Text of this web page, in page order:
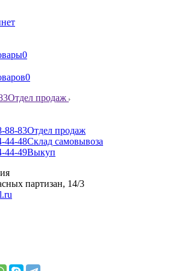
0
0
Отдел продаж
88-83Отдел продаж
44-48Склад самовывоза
44-49Выкуп
партизан, 14/3